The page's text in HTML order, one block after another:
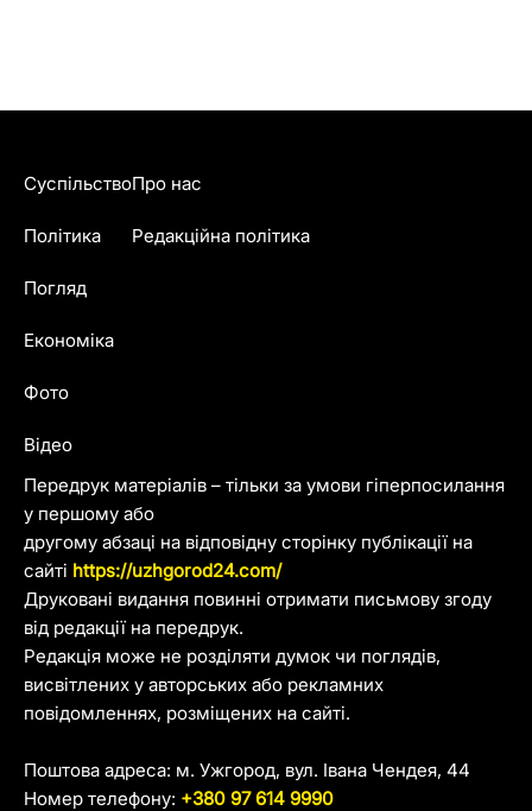
Передрук матеріалів – тільки за умови гіперпосилання
у першому або
другому абзаці на відповідну сторінку публікації на
сайті https://uzhgorod24.com/
Друковані видання повинні отримати письмову згоду
від редакції на передрук.
Редакція може не розділяти думок чи поглядів,
висвітлених у авторських або рекламних
повідомленнях, розміщених на сайті.
Поштова адреса: м. Ужгород, вул. Івана Чендея, 44
Номер телефону: +380 97 614 9990
Суспільство
Політика
Погляд
Економіка
Фото
Відео
Про нас
Редакційна політика